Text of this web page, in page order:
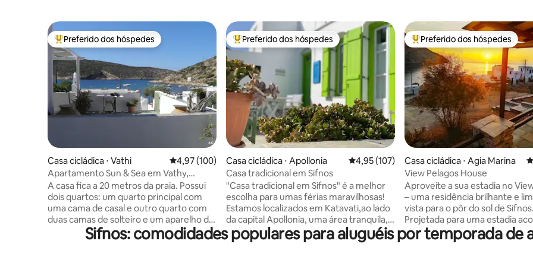
Entre os melhores preferidos dos hóspedes
Preferido dos hóspedes
Casa cicládica ⋅ Vathi 4,97 de uma avaliação média de 5, 100 avaliações
4,97 (100)
Apartamento Sun & Sea em Vathy,
Sifnos, Cíclades!
A casa fica a 20 metros da praia. Possui
dois quartos: um quarto principal com
uma cama de casal e outro quarto com
duas camas de solteiro e um aparelho de
TV. Ambos os quartos têm unidades de
ar condicionado. Há um banheiro e uma
Entre os melhores preferidos dos hóspedes
Preferido dos hóspedes
Casa cicládica ⋅ Apollonia 4,95 de uma avaliação média de 5, 107
4,95 (107)
Casa tradicional em Sifnos
"Casa tradicional em Sifnos" é a melhor
escolha para umas férias maravilhosas!
Estamos localizados em Katavati,ao lado
da capital Apollonia, uma área tranquila, a
uma curta distância do centro (lojas,
tabernas e vida noturna) .A base ideal
Entre os melhores preferidos
Preferido dos hóspedes
Casa cicládica ⋅ Agia Marina
View Pelagos House
Aproveite a sua estadia no
– uma residência brilhante e
vista para o pôr do sol de Sifnos.
Projetada para uma estadia
para duas pessoas, esta casa
em todos os desejos e
Sifnos: comodidades populares para aluguéis por temporada de